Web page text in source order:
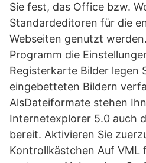
Sie fest, das Office bzw.
Standardeditoren für die
Webseiten genutzt
Programm die
Registerkarte Bilder legen
eingebetteten Bildern
AlsDateiformate stehen
Internetexplorer 5.0 auch
bereit. Aktivieren Sie
Kontrollkästchen Auf VML